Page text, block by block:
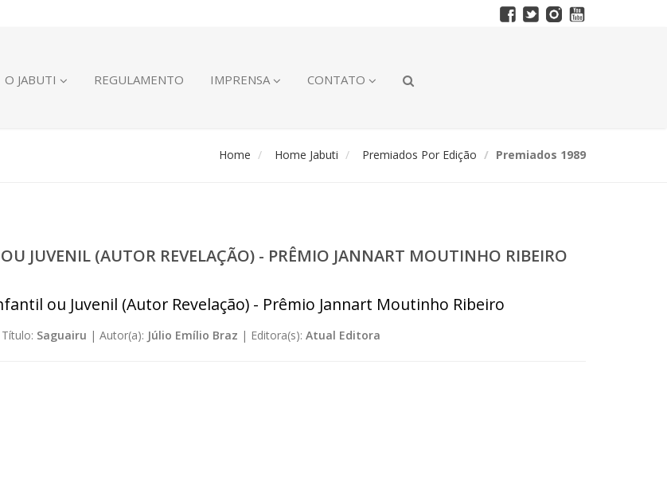
O JABUTI REGULAMENTO IMPRENSA CONTATO
Home Home Jabuti Premiados Por Edição Premiados 1989
JUVENIL (AUTOR REVELAÇÃO) - PRÊMIO JANNART MOUTINHO RIBEIRO
ou Juvenil (Autor Revelação) - Prêmio Jannart Moutinho Ribeiro
Título: Saguairu | Autor(a): Júlio Emílio Braz | Editora(s): Atual Editora